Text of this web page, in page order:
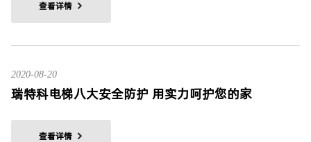
查看详情
2020-08-20
瑞特科电梯八大安全防护 用实力呵护您的家
查看详情